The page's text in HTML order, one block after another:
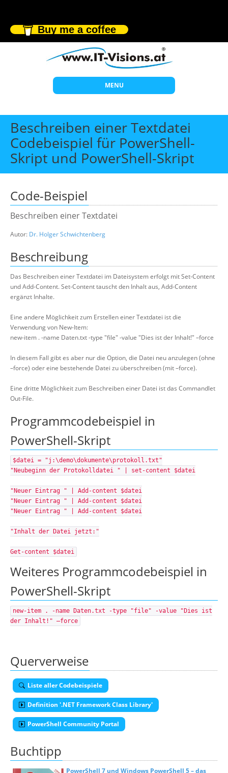
Buy me a coffee
MENU
Start
Themen
Beratung
Offene Seminare
Wissen
Beschreiben einer Textdatei
Codebeispiel für PowerShell-
Skript und PowerShell-Skript
Code-Beispiel
Beschreiben einer Textdatei
Autor: Dr. Holger Schwichtenberg
Beschreibung
Das Beschreiben einer Textdatei im Dateisystem erfolgt mit Set-Content
und Add-Content. Set-Content tauscht den Inhalt aus, Add-Content
ergänzt Inhalte.
Eine andere Möglichkeit zum Erstellen einer Textdatei ist die
Verwendung von New-Item:
new-item . -name Daten.txt -type "file" -value "Dies ist der Inhalt!" –force
In diesem Fall gibt es aber nur die Option, die Datei neu anzulegen (ohne
–force) oder eine bestehende Datei zu überschreiben (mit –force).
Eine dritte Möglichkeit zum Beschreiben einer Datei ist das Commandlet
Out-File.
Programmcodebeispiel in
PowerShell-Skript
$datei = "j:\demo\dokumente\protokoll.txt"
"Neubeginn der Protokolldatei " | set-content $datei
"Neuer Eintrag " | Add-content $datei
"Neuer Eintrag " | Add-content $datei
"Neuer Eintrag " | Add-content $datei
"Inhalt der Datei jetzt:"
Get-content $datei
Weiteres Programmcodebeispiel in
PowerShell-Skript
new-item . -name Daten.txt -type "file" -value "Dies ist
der Inhalt!" –force
Querverweise
Liste aller Codebeispiele
Definition '.NET Framework Class Library'
PowerShell Community Portal
Buchtipp
PowerShell 7 und Windows PowerShell 5 – das